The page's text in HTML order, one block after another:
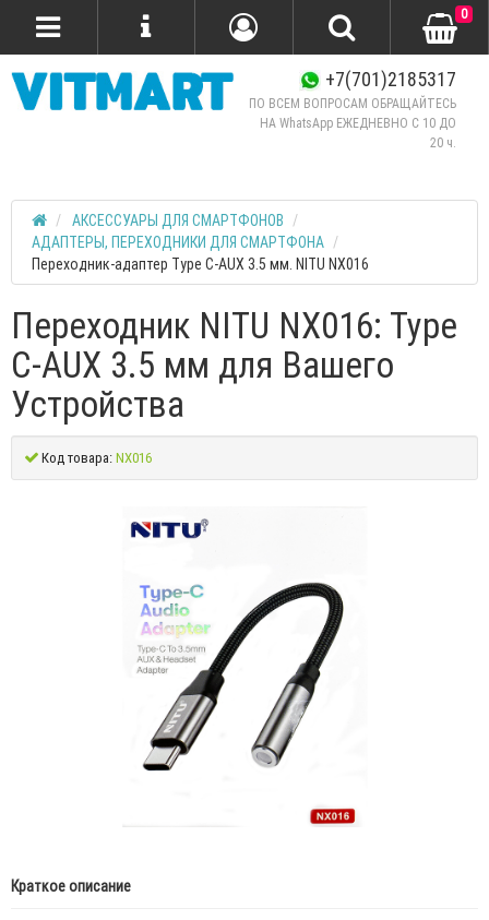
+7(701)2185317
ПО ВСЕМ ВОПРОСАМ ОБРАЩАЙТЕСЬ
НА WhatsApp ЕЖЕДНЕВНО C 10 ДО
20 ч.
0
АКСЕССУАРЫ ДЛЯ СМАРТФОНОВ
АДАПТЕРЫ, ПЕРЕХОДНИКИ ДЛЯ СМАРТФОНА
Переходник-адаптер Type C-AUX 3.5 мм. NITU NX016
Переходник NITU NX016: Type
C-AUX 3.5 мм для Вашего
Устройства
Код товара:NX016
Краткое описание